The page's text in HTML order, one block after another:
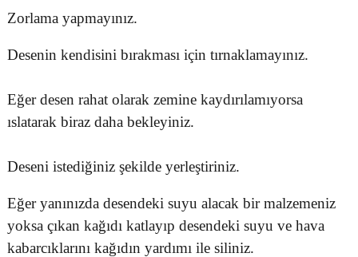
Zorlama yapmayınız.
Desenin kendisini bırakması için tırnaklamayınız.
Eğer desen rahat olarak zemine kaydırılamıyorsa
ıslatarak biraz daha bekleyiniz.
Deseni istediğiniz şekilde yerleştiriniz.
Eğer yanınızda desendeki suyu alacak bir malzemeniz
yoksa çıkan kağıdı katlayıp desendeki suyu ve hava
kabarcıklarını kağıdın yardımı ile siliniz.